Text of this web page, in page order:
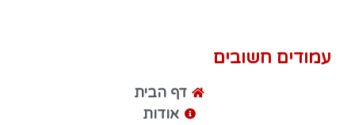
עמודים חשובים
דף הבית
אודות